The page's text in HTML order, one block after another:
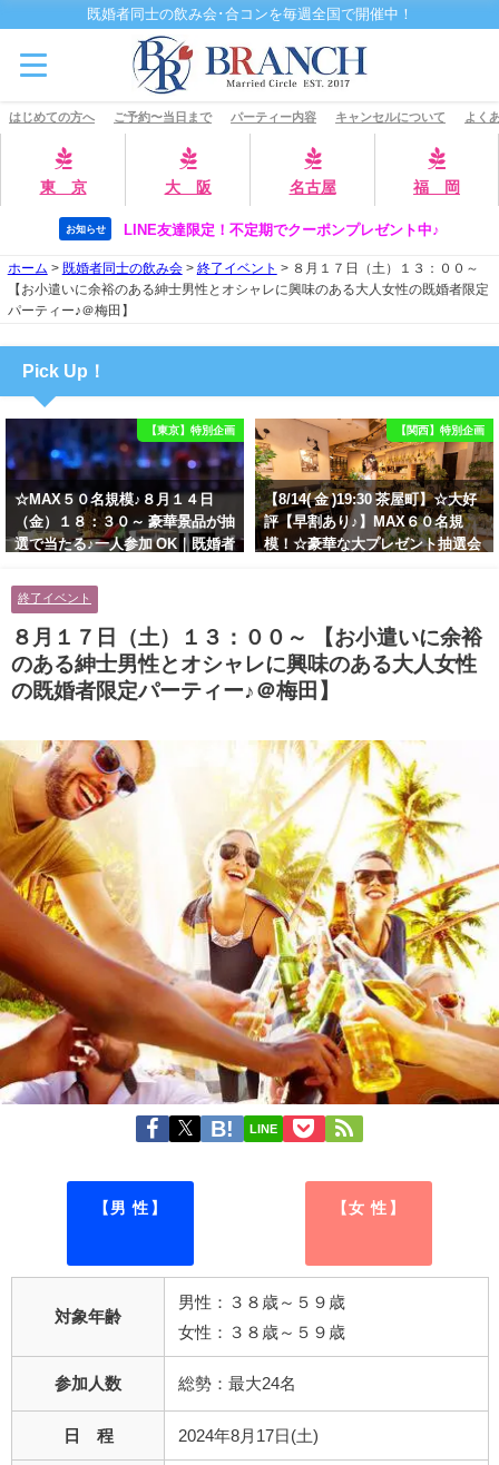
既婚者同士の飲み会･合コンを毎週全国で開催中！
はじめての方へ ご予約〜当日まで パーティー内容 キャンセルについて よく
東 京 大 阪 名古屋 福 岡
お知らせ LINE友達限定！不定期でクーポンプレゼント中♪
ホーム > 既婚者同士の飲み会> 終了イベント > ８月１７日（土）１３：００～
【お小遣いに余裕のある紳士男性とオシャレに興味のある大人女性の既婚者限定
パーティー♪＠梅田】
Pick Up！
【東京】特別企画
☆MAX５０名規模♪８月１４日
（金）１８：３０～ 豪華景品が抽
選で当たる♪一人参加 OK｜既婚者
に余裕のある健康的なオシャレ男
性と美容好きで優しさのある大人
女性の既婚者限定ビッグパーティ
ー♪＠池袋】
【関西】特別企画
【8/14( 金 )19:30 茶屋町】☆大好
評【早割あり♪】MAX６０名規
模！☆豪華な大プレゼント抽選会
ティー♪＠茶屋町】
終了イベント
８月１７日（土）１３：００～ 【お小遣いに余裕
のある紳士男性とオシャレに興味のある大人女性
の既婚者限定パーティー♪＠梅田】
LINE
【男 性】 【女 性】
対象年齢
男性：３８歳～５９歳
女性：３８歳～５９歳
参加人数 総勢：最大24名
日 程 2024年8月17日(土)